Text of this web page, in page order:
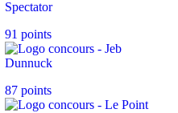
91 points
87 points